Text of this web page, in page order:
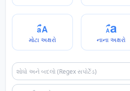
મોટા અક્ષરો નાના અક્ષરો